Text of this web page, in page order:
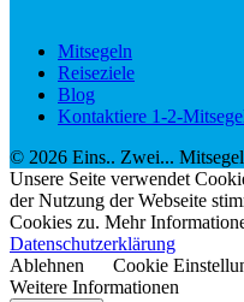
Mitsegeln
Reiseziele
Blog
Kontaktiere 1-2-
© 2026 Eins.. Zwei...
Unsere Seite verwendet
der Nutzung der Webseite
Cookies zu. Mehr
Datenschutzerklärung
Ablehnen
Cookie
Weitere Informationen